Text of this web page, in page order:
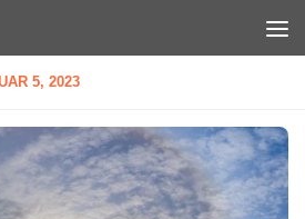
5, 2023